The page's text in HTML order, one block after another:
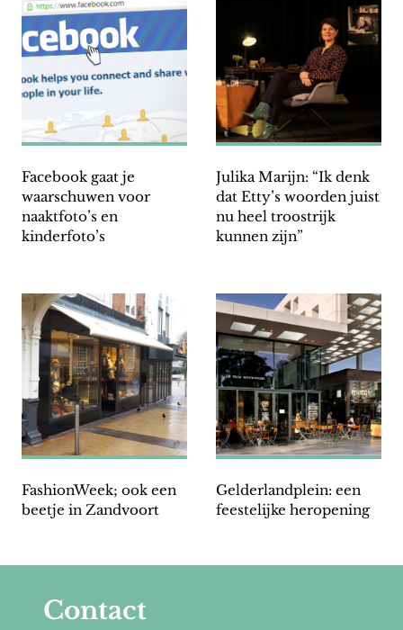
Facebook gaat je
waarschuwen voor
naaktfoto’s en
kinderfoto’s
Julika Marijn: “Ik denk
dat Etty’s woorden juist
nu heel troostrijk
kunnen zijn”
FashionWeek; ook een
beetje in Zandvoort
Gelderlandplein: een
feestelijke heropening
Contact